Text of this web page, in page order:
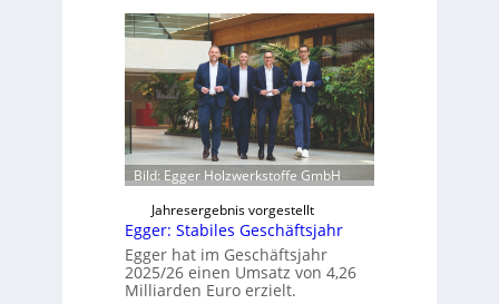
i
e
r
t
s
c
h
f
e
l
e
e
r
ö
f
f
n
e
t
L
o
Bild: Egger Holzwerkstoffe GmbH
Jahresergebnis vorgestellt
Egger: Stabiles Geschäftsjahr
Egger hat im Geschäftsjahr
2025/26 einen Umsatz von 4,26
Milliarden Euro erzielt.